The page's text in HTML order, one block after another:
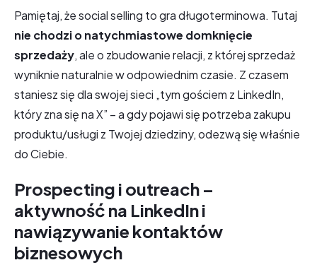
Pamiętaj, że social selling to gra długoterminowa. Tutaj
nie chodzi o natychmiastowe domknięcie
sprzedaży, ale o zbudowanie relacji, z której sprzedaż
wyniknie naturalnie w odpowiednim czasie. Z czasem
staniesz się dla swojej sieci „tym gościem z LinkedIn,
który zna się na X” – a gdy pojawi się potrzeba zakupu
produktu/usługi z Twojej dziedziny, odezwą się właśnie
do Ciebie.
Prospecting i outreach –
aktywność na LinkedIn i
nawiązywanie kontaktów
biznesowych